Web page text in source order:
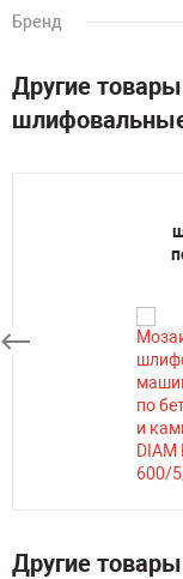
Бренд
Другие
Другие